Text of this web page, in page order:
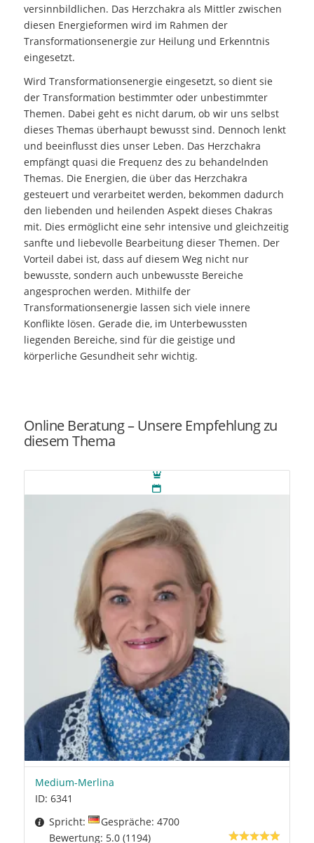
versinnbildlichen. Das Herzchakra als Mittler zwischen
diesen Energieformen wird im Rahmen der
Transformationsenergie zur Heilung und Erkenntnis
eingesetzt.
Wird Transformationsenergie eingesetzt, so dient sie
der Transformation bestimmter oder unbestimmter
Themen. Dabei geht es nicht darum, ob wir uns selbst
dieses Themas überhaupt bewusst sind. Dennoch lenkt
und beeinflusst dies unser Leben. Das Herzchakra
empfängt quasi die Frequenz des zu behandelnden
Themas. Die Energien, die über das Herzchakra
gesteuert und verarbeitet werden, bekommen dadurch
den liebenden und heilenden Aspekt dieses Chakras
mit. Dies ermöglicht eine sehr intensive und gleichzeitig
sanfte und liebevolle Bearbeitung dieser Themen. Der
Vorteil dabei ist, dass auf diesem Weg nicht nur
bewusste, sondern auch unbewusste Bereiche
angesprochen werden. Mithilfe der
Transformationsenergie lassen sich viele innere
Konflikte lösen. Gerade die, im Unterbewussten
liegenden Bereiche, sind für die geistige und
körperliche Gesundheit sehr wichtig.
Online Beratung – Unsere Empfehlung zu
diesem Thema
Medium-Merlina
ID: 6341
Spricht:
Gespräche: 4700
Bewertung: 5.0 (1194)